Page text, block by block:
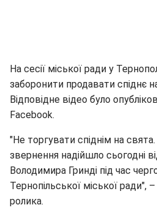
На сесії міської ради у
заборонити продавати спіднє на
Відповідне відео було
Facebook.
"Не торгувати спіднім на
звернення надійшло сьогодні
Володимира Гринді під час
Тернопільської міської ради",
ролика.